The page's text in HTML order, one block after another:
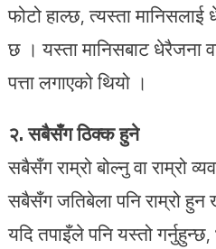
फोटो हाल्छ, त्यस्ता
छ । यस्ता मानिसबाट
पत्ता लगाएको थियो ।
२. सबैसँग ठिक्क हुने
सबैसँग राम्रो बोल्नु वा राम्रो
सबैसँग जतिबेला पनि राम्रो हुन
यदि तपाइँले पनि यस्तो